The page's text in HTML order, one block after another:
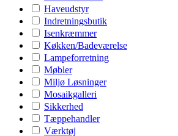
Haveudstyr
Indretningsbutik
Isenkræmmer
Køkken/Badeværelse
Lampeforretning
Møbler
Miljø Løsninger
Mosaikgalleri
Sikkerhed
Tæppehandler
Værktøj